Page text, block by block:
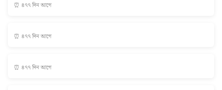
⏰ ৪৭৭ দিন আগে
⏰ ৪৭৭ দিন আগে
⏰ ৪৭৭ দিন আগে